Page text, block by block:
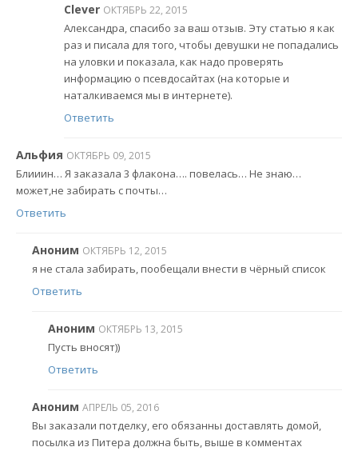
Clever ОКТЯБРЬ 22, 2015
Александра, спасибо за ваш отзыв. Эту статью я как
раз и писала для того, чтобы девушки не попадались
на уловки и показала, как надо проверять
информацию о псевдосайтах (на которые и
наталкиваемся мы в интернете).
Ответить
Альфия ОКТЯБРЬ 09, 2015
Блииин… Я заказала 3 флакона…. повелась… Не знаю…
может,не забирать с почты…
Ответить
Аноним ОКТЯБРЬ 12, 2015
я не стала забирать, пообещали внести в чёрный список
Ответить
Аноним ОКТЯБРЬ 13, 2015
Пусть вносят))
Ответить
Аноним АПРЕЛЬ 05, 2016
Вы заказали потделку, его обязанны доставлять домой,
посылка из Питера должна быть, выше в комментах